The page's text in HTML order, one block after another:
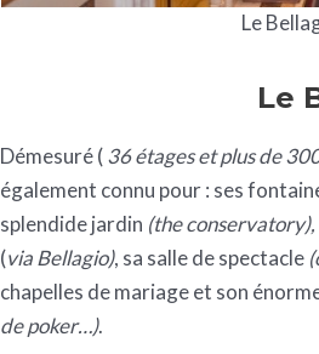
Le
Le
Démesuré (36 étages et plus de
également connu pour : ses
splendide jardin (the conservatory),
(via Bellagio), sa salle de spectacle
chapelles de mariage et son
de poker…).